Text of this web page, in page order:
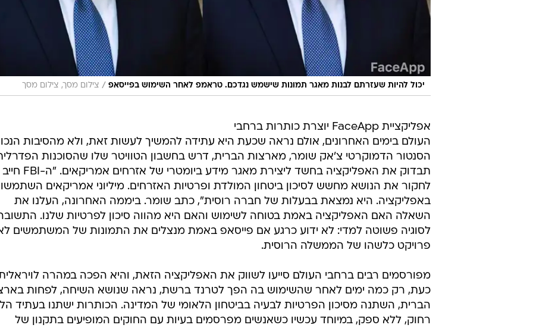
יכול להיות שעזרתם לבנות מאגר תמונות שישמש נגדכם. טראמפ לאחר השימוש בפייסאפ / צילום מסך, צילום מסך
אפליקציית FaceApp יוצרת כותרות ברחבי
העולם בימים האחרונים, אולם נראה שכעת היא עתידה להמשיך לעשות זאת, ולא מהסיבות
הסנטור הדמוקרטי צ'אק שומר, מארצות הברית, דרש בחשבון הטוויטר שלו שהסוכנות
תבדוק את האפליקציה בחשד ליצירת מאגר מידע ביומטרי של אזרחים אמריקאים. "ה-FBI חייב
לחקור את הנושא מחשש לסיכון ביטחון המולדת ופרטיות האזרחים. מיליוני אמריקאים השתמשו
באפליקציה. היא נמצאת בבעלות של חברה רוסית", כתב שומר. ביממה האחרונה, העלנו את
השאלה האם האפליקציה באמת בטוחה לשימוש והאם היא מהווה סיכון לפרטיות שלנו.
לסוגיה פשוטה למדי: לא ידוע כרגע אם פייסאפ באמת מנצלים את התמונות של המשתמשים
פרויקט כלשהו של הממשלה הרוסית.
מפורסמים רבים ברחבי העולם סייעו לשווק את האפליקציה הזאת, והיא הפכה במהרה
כעת, רק כמה ימים לאחר שהשימוש בה הפך לטרנד ברשת, נראה שנושא השיחה, לפחות
הברית, השתנה מסיכון הפרטיות לבעיה בביטחון הלאומי של המדינה. הכותרות ישתנו בעתיד
רחוק, ללא ספק, במיוחד עכשיו כשאנשים מפרסמים בעיות עם החוקים המופיעים בתקנון של